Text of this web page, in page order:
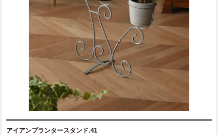
アイアンプランタースタンド.41